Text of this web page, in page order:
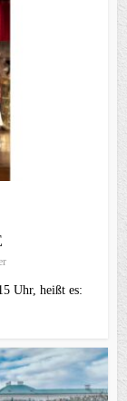
Uhr, heißt es: